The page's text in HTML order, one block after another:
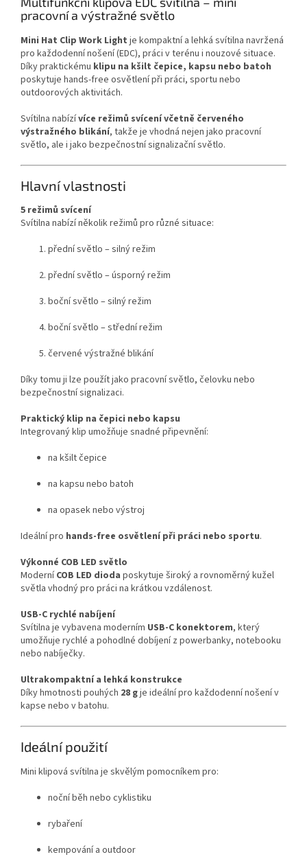
pracovnía výstražné světlo
Mini Hat Clip Work Light je kompaktnía lehká svítilna navržená
pro každodennínošení (EDC), práci vterénu i nouzové situace.
Díkypraktickému klipu na kšilt čepice, kapsu nebo batoh
poskytuje hands-free osvětlenípři práci, sportu nebo
outdoorových aktivitách.
Svítilna nabízívíce režimů svícenívčetně červeného
výstražného blikání, takže je vhodná nejen jako pracovní
světlo, ale i jako bezpečnostnísignalizačnísvětlo.
Hlavnívlastnosti
5 režimů svícení
Svítilna nabízíněkolikrežimů pro různé situace:
přednísvětlo –silnýrežim
přednísvětlo –úspornýrežim
bočnísvětlo –silnýrežim
bočnísvětlo –střednírežim
červené výstražné blikání
Díkytomu ji lze použítjako pracovnísvětlo, čelovku nebo
bezpečnostnísignalizaci.
Praktický klip na čepici nebo kapsu
Integrovanýklip umožňuje snadné připevnění:
na kšiltčepice
na kapsu nebo batoh
na opaseknebo výstroj
Ideálnípro hands-free osvětlenípři práci nebo sportu.
Výkonné COB LED světlo
ModerníCOB LED dioda poskytuje široký a rovnoměrnýkužel
světla vhodnýpro práci na krátkou vzdálenost.
USB-C rychlé nabíjení
Svítilna je vybavena moderním USB-C konektorem, který
umožňuje rychlé a pohodlné dobíjeníz powerbanky, notebooku
nebo nabíječky.
Ultrakompaktnía lehká konstrukce
Díkyhmotnosti pouhých 28 gje ideálnípro každodennínošenív
kapse nebo vbatohu.
Ideálnípoužití
Mini klipová svítilna je skvělým pomocníkem pro:
nočníběh nebo cyklistiku
rybaření
kempovánía outdoor